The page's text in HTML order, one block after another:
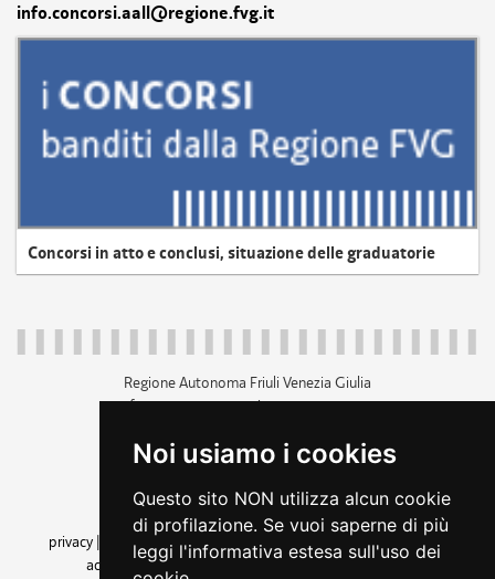
Noi usiamo i cookies
Questo sito NON utilizza alcun cookie
di profilazione. Se vuoi saperne di più
leggi l'informativa estesa sull'uso dei
info.concorsi.aall@regione.fvg.it
Concorsi in atto e conclusi, situazione delle graduatorie
Regione Autonoma Friuli Venezia Giulia
c.f. 80014930327; p.iva 00526040324
+39 040 3771111
amministrazione trasparente
privacy
cookie |note legali accessibilità
dichiarazione di
accessibilità| feedback cambio preferenze cookie